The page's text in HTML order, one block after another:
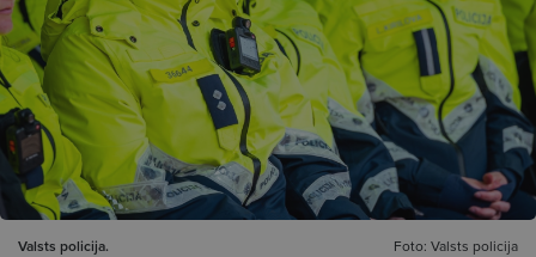
Valsts policija. Foto: Valsts policija